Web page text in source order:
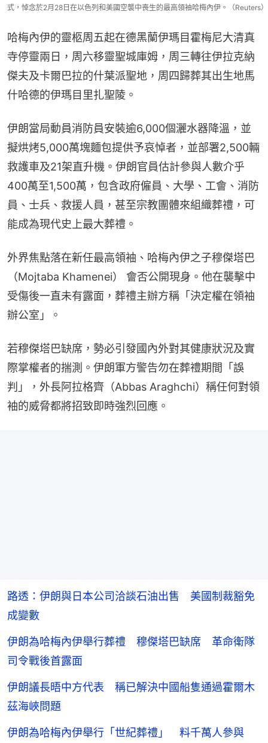
式，悼念於2月28日在以色列和美國空襲中喪生的最高領袖哈梅內伊。（Reuters）
哈梅內伊的靈柩周五起在德黑蘭伊瑪目霍梅尼大清真
寺停靈兩日，周六移靈聖城庫姆，周三轉往伊拉克納
傑夫及卡爾巴拉的什葉派聖地，周四歸葬其出生地馬
什哈德的伊瑪目里扎聖陵。
伊朗當局動員消防員安裝逾6,000個灑水器降溫，並
擬烘烤5,000萬塊麵包提供予哀悼者，並部署2,500輛
救護車及21架直升機。伊朗官員估計參與人數介乎
400萬至1,500萬，包含政府僱員、大學、工會、消防
員、士兵、救援人員，甚至宗教團體來組織葬禮，可
能成為現代史上最大葬禮。
外界焦點落在新任最高領袖、哈梅內伊之子穆傑塔巴
（Mojtaba Khamenei）​ 會否公開現身。他在襲擊中
受傷後一直未有露面，葬禮主辦方稱「決定權在領袖
辦公室」。
若穆傑塔巴缺席，勢必引發國內外對其健康狀況及實
際掌權者的揣測。伊朗軍方警告勿在葬禮期間「誤
判」，外長阿拉格齊（Abbas Araghchi）稱任何對領
袖的威脅都將招致即時強烈回應。
路透：伊朗與日本公司洽談石油出售 美國制裁豁免
成變數
伊朗為哈梅內伊舉行葬禮 穆傑塔巴缺席 革命衛隊
司令戰後首露面
伊朗議長晤中方代表 稱已解決中國船隻通過霍爾木
茲海峽問題
伊朗為哈梅內伊舉行「世紀葬禮」 料千萬人參與